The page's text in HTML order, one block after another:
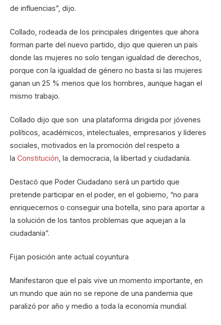
de influencias”, dijo.
Collado, rodeada de los principales dirigentes que ahora
forman parte del nuevo partido, dijo que quieren un país
donde las mujeres no solo tengan igualdad de derechos,
porque con la igualdad de género no basta si las mujeres
ganan un 25 % menos que los hombres, aunque hagan el
mismo trabajo.
Collado dijo que son una plataforma dirigida por jóvenes
políticos, académicos, intelectuales, empresarios y líderes
sociales, motivados en la promoción del respeto a
la Constitución , la democracia, la libertad y ciudadanía.
Destacó que Poder Ciudadano será un partido que
pretende participar en el poder, en el gobierno, “no para
enriquecernos o conseguir una botella, sino para aportar a
la solución de los tantos problemas que aquejan a la
ciudadanía”.
Fijan posición ante actual coyuntura
Manifestaron que el país vive un momento importante, en
un mundo que aún no se repone de una pandemia que
paralizó por año y medio a toda la economía mundial.